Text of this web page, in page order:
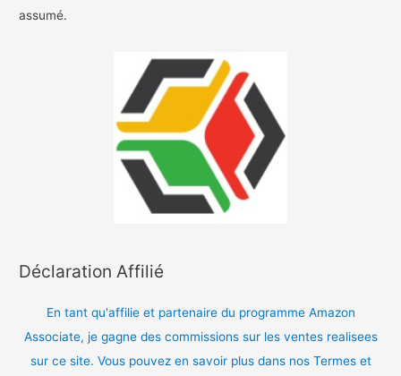
assumé.
Déclaration Affilié
En tant qu'affilie et partenaire du programme Amazon
Associate, je gagne des commissions sur les ventes realisees
sur ce site. Vous pouvez en savoir plus dans nos Termes et